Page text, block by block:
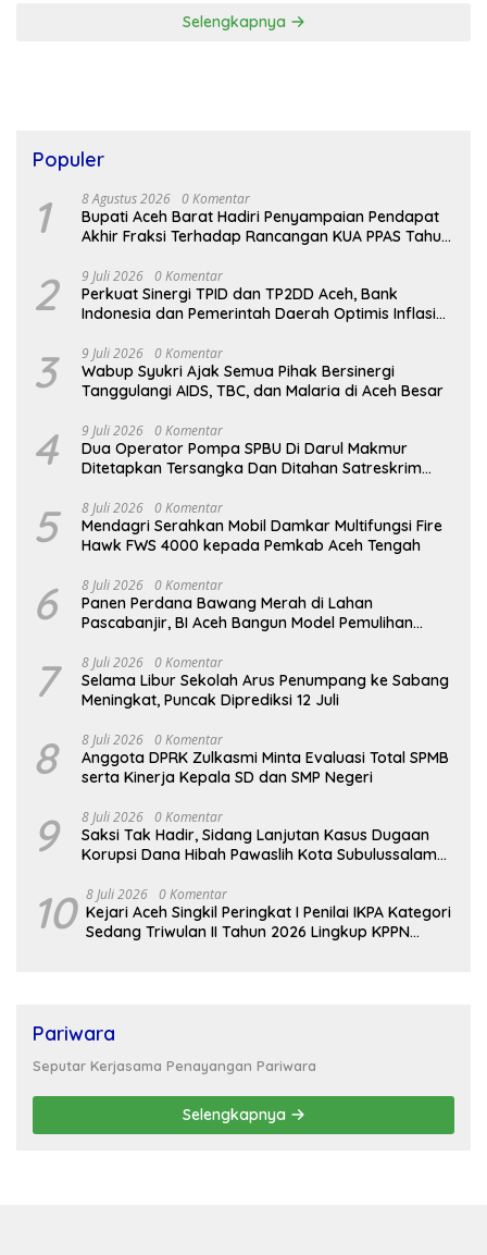
Selengkapnya
Populer
1 8 Agustus 2026 0 Komentar
Bupati Aceh Barat Hadiri Penyampaian Pendapat
Akhir Fraksi Terhadap Rancangan KUA PPAS Tahun
2 9 Juli 2026 0 Komentar
Perkuat Sinergi TPID dan TP2DD Aceh, Bank
Indonesia dan Pemerintah Daerah Optimis Inflasi
3 9 Juli 2026 0 Komentar
Wabup Syukri Ajak Semua Pihak Bersinergi
Tanggulangi AIDS, TBC, dan Malaria di Aceh Besar
4 9 Juli 2026 0 Komentar
Dua Operator Pompa SPBU Di Darul Makmur
Ditetapkan Tersangka Dan Ditahan Satreskrim
5 8 Juli 2026 0 Komentar
Mendagri Serahkan Mobil Damkar Multifungsi Fire
Hawk FWS 4000 kepada Pemkab Aceh Tengah
6 8 Juli 2026 0 Komentar
Panen Perdana Bawang Merah di Lahan
Pascabanjir, BI Aceh Bangun Model Pemulihan
7 8 Juli 2026 0 Komentar
Selama Libur Sekolah Arus Penumpang ke Sabang
Meningkat, Puncak Diprediksi 12 Juli
8 8 Juli 2026 0 Komentar
Anggota DPRK Zulkasmi Minta Evaluasi Total SPMB
serta Kinerja Kepala SD dan SMP Negeri
9 8 Juli 2026 0 Komentar
Saksi Tak Hadir, Sidang Lanjutan Kasus Dugaan
Korupsi Dana Hibah Pawaslih Kota Subulussalam
10 8 Juli 2026 0 Komentar
Kejari Aceh Singkil Peringkat I Penilai IKPA Kategori
Sedang Triwulan II Tahun 2026 Lingkup KPPN
Pariwara
Seputar Kerjasama Penayangan Pariwara
Selengkapnya